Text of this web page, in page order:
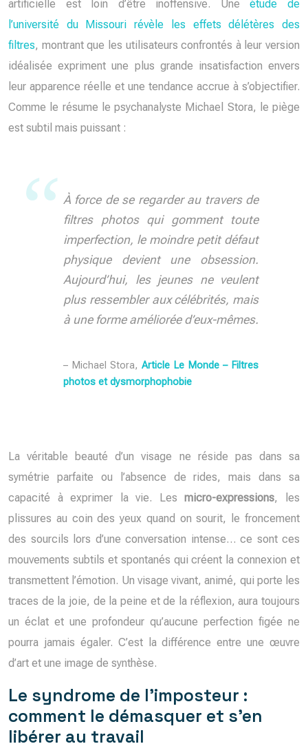
artificielle est loin d’être inoffensive. Uneétude de
l’université du Missouri révèle les effets délétères des
filtres, montrant que les utilisateurs confrontés à leur version
idéalisée expriment une plus grande insatisfaction envers
leur apparence réelle et une tendance accrue à s’objectifier.
Comme le résume le psychanalyste Michael Stora, le piège
est subtil mais puissant :
À force de se regarder au travers de
filtres photos qui gomment toute
imperfection, le moindre petit défaut
physique devient une obsession.
Aujourd’hui, les jeunes ne veulent
plus ressembler aux célébrités, mais
à une forme améliorée d’eux-mêmes.
– Michael Stora,Article Le Monde – Filtres
photos et dysmorphophobie
La véritable beauté d’un visage ne réside pas dans sa
symétrie parfaite ou l’absence de rides, mais dans sa
capacité à exprimer la vie. Lesmicro-expressions, les
plissures au coin des yeux quand on sourit, le froncement
des sourcils lors d’une conversation intense… ce sont ces
mouvements subtils et spontanés qui créent la connexion et
transmettent l’émotion. Un visage vivant, animé, qui porte les
traces de la joie, de la peine et de la réflexion, aura toujours
un éclat et une profondeur qu’aucune perfection figée ne
pourra jamais égaler. C’est la différence entre une œuvre
d’art et une image de synthèse.
Le syndrome de l’imposteur :
comment le démasquer et s’en
libérer au travail